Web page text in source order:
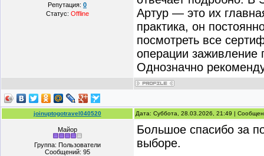
Репутация: 0
Статус: Offline
Артур — это их
практика, он
посмотреть все
операции
Однозначно
joinuptogotravel040520 Дата: Суббота, 28.03.2026, 21:49 |
Майор
Группа: Пользователи
Сообщений: 95
Большое спасибо за
выборе.